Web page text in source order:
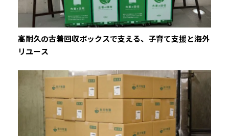
高耐久の古着回収ボックスで支える、子育て支援と海外
リユース